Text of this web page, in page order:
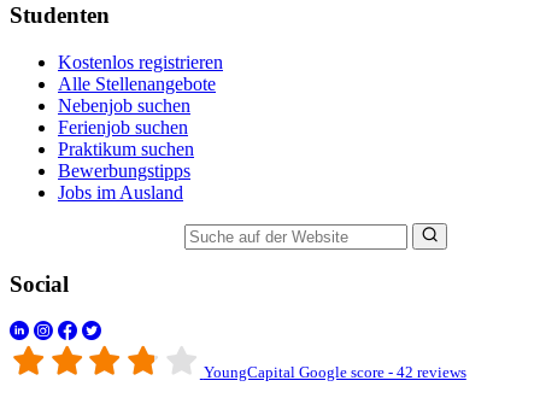
Studenten
Kostenlos registrieren
Alle Stellenangebote
Nebenjob suchen
Ferienjob suchen
Praktikum suchen
Bewerbungstipps
Jobs im Ausland
Social
YoungCapital Google score - 42 reviews